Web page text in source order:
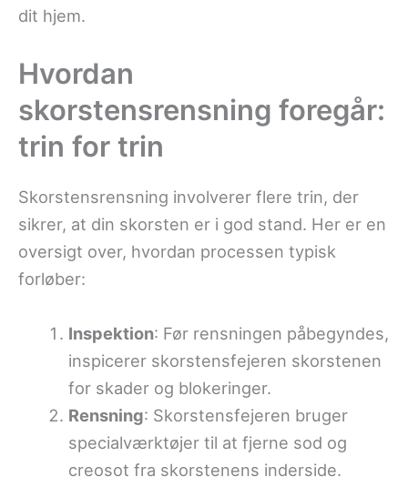
dit hjem.
Hvordan
skorstensrensning foregår:
trin for trin
Skorstensrensning involverer flere trin, der
sikrer, at din skorsten er i god stand. Her er en
oversigt over, hvordan processen typisk
forløber:
Inspektion: Før rensningen påbegyndes,
inspicerer skorstensfejeren skorstenen
for skader og blokeringer.
Rensning: Skorstensfejeren bruger
specialværktøjer til at fjerne sod og
creosot fra skorstenens inderside.